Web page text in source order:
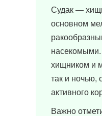
Судак —
основном
хищником и
так и ночью,
активного
Важно